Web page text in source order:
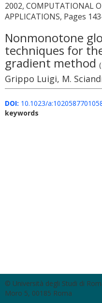
2002, COMPUTATIONAL
APPLICATIONS, Pages
Nonmonotone
techniques for
gradient method (
Grippo Luigi, M.
DOI: 10.1023/
keywords
© Università degli Studi di
Moro 5, 00185 Roma